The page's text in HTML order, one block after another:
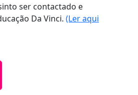
ser contactado e
Da Vinci.(Ler aqui